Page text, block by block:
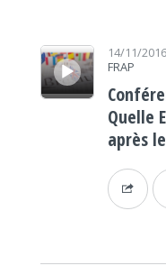
Lecteur audio 14/11/2016
FRAP
Quelle
après